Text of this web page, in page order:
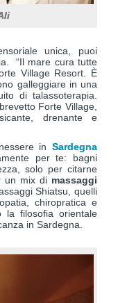
unica, puoi
“Il mare cura tutte
Village Resort. È
galleggiare in una
di talassoterapia.
Forte Village,
drenante e
in Sardegna
per te: bagni
solo per citarne
un mix di massaggi
Shiatsu, quelli
chiropratica e
la filosofia orientale
in Sardegna.